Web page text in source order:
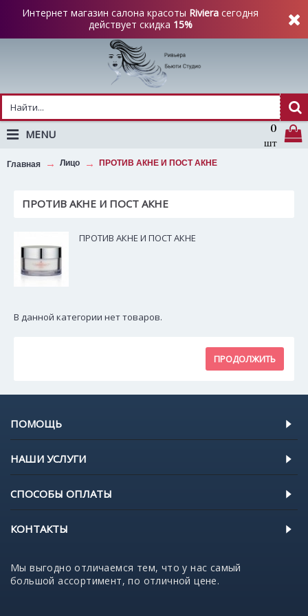
Интернет магазин салона красоты Riviera сегодня
действует скидка 15%
0
шт
MENU
Главная Лицо ПРОТИВ АКНЕ И ПОСТ АКНЕ
ПРОТИВ АКНЕ И ПОСТ АКНЕ
ПРОТИВ АКНЕ И ПОСТ АКНЕ
В данной категории нет товаров.
ПРОДОЛЖИТЬ
ПОМОЩЬ
НАШИ УСЛУГИ
СПОСОБЫ ОПЛАТЫ
КОНТАКТЫ
Мы выгодно отличаемся тем, что у нас самый
большой ассортимент, по отличной цене.